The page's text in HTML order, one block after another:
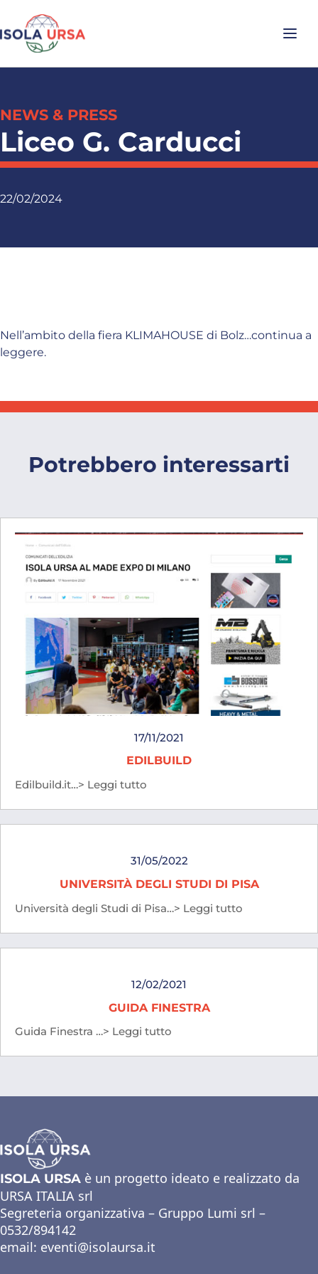
NEWS & PRESS
Liceo G. Carducci
22/02/2024
Nell’ambito della fiera KLIMAHOUSE di Bolz…continua a
leggere.
Potrebbero interessarti
17/11/2021
EDILBUILD
Edilbuild.it…> Leggi tutto
31/05/2022
UNIVERSITÀ DEGLI STUDI DI PISA
Università degli Studi di Pisa…> Leggi tutto
12/02/2021
GUIDA FINESTRA
Guida Finestra …> Leggi tutto
ISOLA URSA è un progetto ideato e realizzato da
URSA ITALIA srl
Segreteria organizzativa – Gruppo Lumi srl –
0532/894142
email: eventi@isolaursa.it